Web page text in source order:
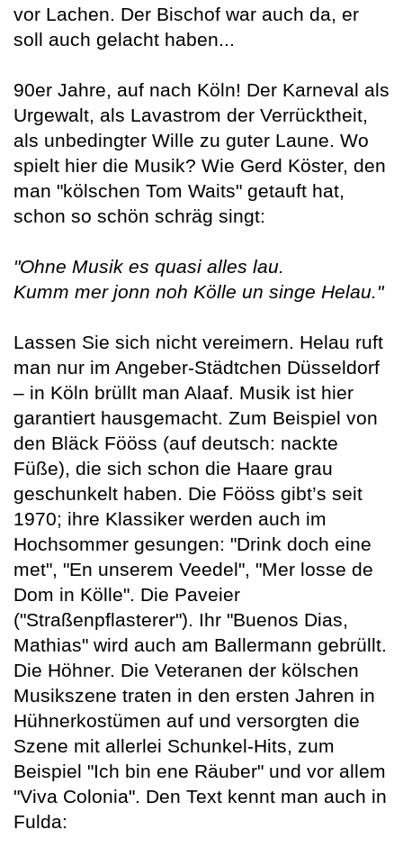
vor Lachen. Der Bischof war auch da, er
soll auch gelacht haben...
90er Jahre, auf nach Köln! Der Karneval als
Urgewalt, als Lavastrom der Verrücktheit,
als unbedingter Wille zu guter Laune. Wo
spielt hier die Musik? Wie Gerd Köster, den
man "kölschen Tom Waits" getauft hat,
schon so schön schräg singt:
"Ohne Musik es quasi alles lau.
Kumm mer jonn noh Kölle un singe Helau."
Lassen Sie sich nicht vereimern. Helau ruft
man nur im Angeber-Städtchen Düsseldorf
– in Köln brüllt man Alaaf. Musik ist hier
garantiert hausgemacht. Zum Beispiel von
den Bläck Fööss (auf deutsch: nackte
Füße), die sich schon die Haare grau
geschunkelt haben. Die Fööss gibt’s seit
1970; ihre Klassiker werden auch im
Hochsommer gesungen: "Drink doch eine
met", "En unserem Veedel", "Mer losse de
Dom in Kölle". Die Paveier
("Straßenpflasterer"). Ihr "Buenos Dias,
Mathias" wird auch am Ballermann gebrüllt.
Die Höhner. Die Veteranen der kölschen
Musikszene traten in den ersten Jahren in
Hühnerkostümen auf und versorgten die
Szene mit allerlei Schunkel-Hits, zum
Beispiel "Ich bin ene Räuber" und vor allem
"Viva Colonia". Den Text kennt man auch in
Fulda: